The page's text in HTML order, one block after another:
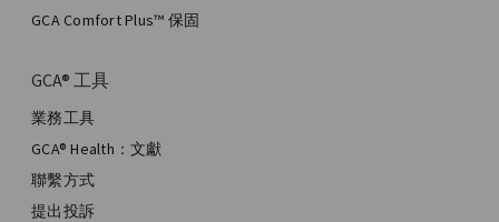
GCA Comfort Plus™ 保固
GCA® 工具
業務工具
GCA® Health：文獻
聯繫方式
提出投訴